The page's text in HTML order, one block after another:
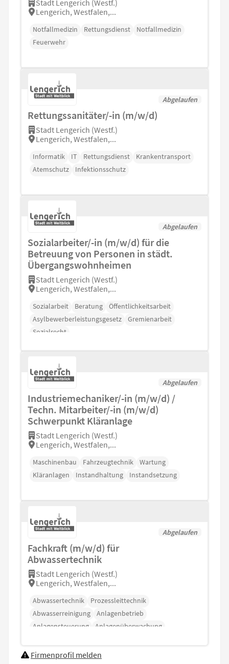
Stadt Lengerich (Westf.)
Lengerich, Westfalen,...
Notfallmedizin Rettungsdienst
Notfallmedizin
Feuerwehr
Abgelaufen
Rettungssanitäter/-in (m/w/d)
Stadt Lengerich (Westf.)
Lengerich, Westfalen,...
Informatik IT Rettungsdienst
Krankentransport
Atemschutz
Infektionsschutz
Abgelaufen
Sozialarbeiter/-in (m/w/d) für die
Betreuung von Personen in städt.
Übergangswohnheimen
Stadt Lengerich (Westf.)
Lengerich, Westfalen,...
Sozialarbeit Beratung
Öffentlichkeitsarbeit
Asylbewerberleistungsgesetz
Gremienarbeit
Sozialrecht
Abgelaufen
Industriemechaniker/-in (m/w/d) /
Techn. Mitarbeiter/-in (m/w/d)
Schwerpunkt Kläranlage
Stadt Lengerich (Westf.)
Lengerich, Westfalen,...
Maschinenbau Fahrzeugtechnik
Wartung
Kläranlagen
Instandhaltung Instandsetzung
Abgelaufen
Fachkraft (m/w/d) für
Abwassertechnik
Stadt Lengerich (Westf.)
Lengerich, Westfalen,...
Abwassertechnik
Prozessleittechnik
Abwasserreinigung
Anlagenbetrieb
Anlagensteuerung
Anlagenüberwachung
Firmenprofil melden